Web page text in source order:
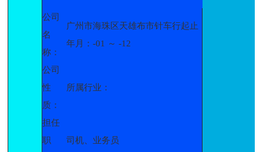
公司
名
称：
广州市海珠区天雄布市针车行起止
年月：-01 ～ -12
公司
性
质：
所属行业：
担任
职
司机、业务员